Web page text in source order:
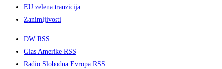
EU zelena tranzicija
Zanimljivosti
DW RSS
Glas Amerike RSS
Radio Slobodna Evropa RSS